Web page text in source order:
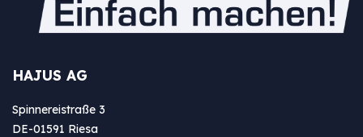
HAJUS AG
Spinnereistraße 3
DE-01591 Riesa